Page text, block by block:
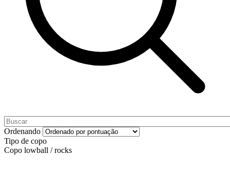
Ordenando
Tipo de copo
Copo lowball / rocks